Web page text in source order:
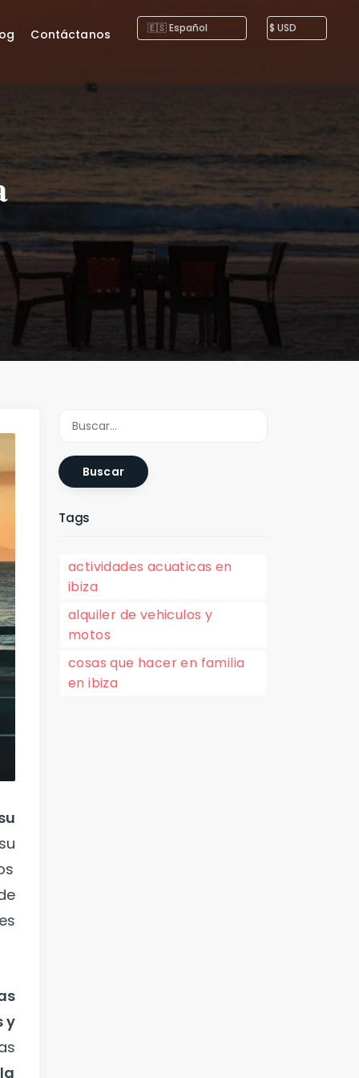
y
Buscar
Tags
actividades acuaticas en
ibiza
alquiler de vehiculos y
motos
cosas que hacer en familia
en ibiza
Contáctanos